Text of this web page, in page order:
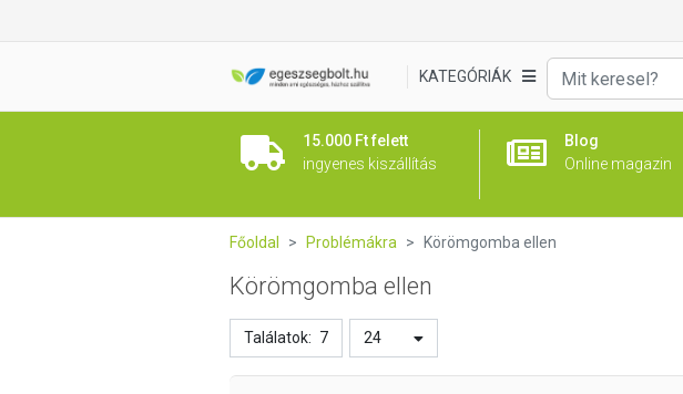
KATEGÓRIÁK
15.000 Ft felett
ingyenes kiszállítás
Blog
Online magazin
Főoldal Problémákra Körömgomba ellen
Körömgomba ellen
Találatok: 7 24